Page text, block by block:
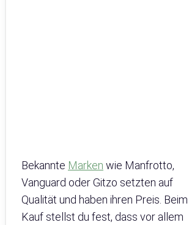
Bekannte Marken wie Manfrotto,
Vanguard oder Gitzo setzten auf
Qualität und haben ihren Preis. Beim
Kauf stellst du fest, dass vor allem